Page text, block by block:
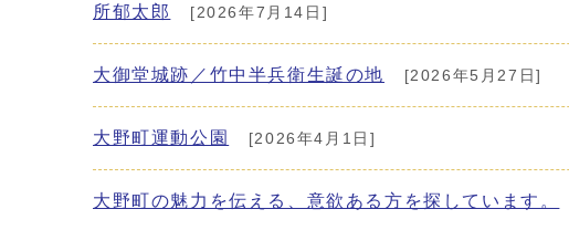
所郁太郎 [2026年7月14日]
大御堂城跡／竹中半兵衛生誕の地 [2026年5月27日]
大野町運動公園 [2026年4月1日]
大野町の魅力を伝える、意欲ある方を探しています。